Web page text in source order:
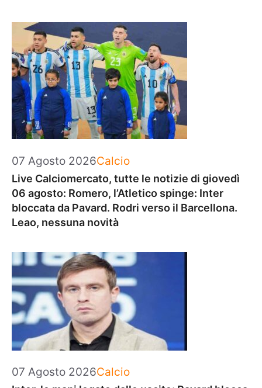
07 Agosto 2026Categorie
Calcio
Live Calciomercato, tutte le notizie di giovedì
06 agosto: Romero, l’Atletico spinge: Inter
bloccata da Pavard. Rodri verso il Barcellona.
Leao, nessuna novità
07 Agosto 2026Categorie
Calcio